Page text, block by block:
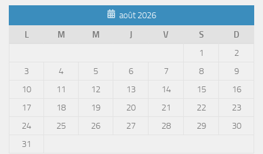
août 2026
L
M M J V S
D
1
2
3
4 5 6 7 8
9
10
11 12 13 14 15
16
17
18 19 20 21 22
23
24
25 26 27 28 29
30
31